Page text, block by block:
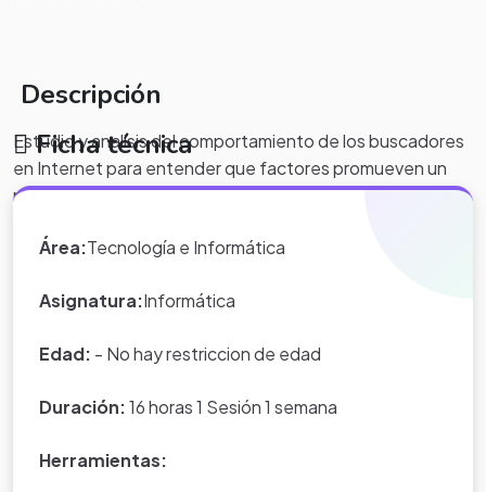
Descripción
Estudio y analisis del comportamiento de los buscadores
en Internet para entender que factores promueven un
mejorposicionamiento web seo en Granaday así poder
Ficha técnica
Área:Tecnología e Informática
Asignatura:Informática
Edad: - No hay restriccion de edad
Duración:16 horas 1 Sesión 1 semana
Herramientas: